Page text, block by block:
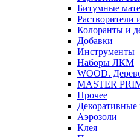
Битумные
Растворители
Колоранты и
Добавки
Инструменты
Наборы ЛКМ
WOOD.
MASTER
Прочее
Декоративные
Аэрозоли
Клея